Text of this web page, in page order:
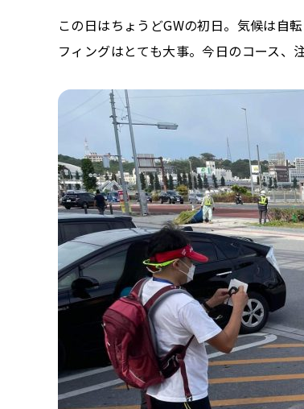
この日はちょうどGWの初日。気候は自
フィングはとても大事。今日のコース、